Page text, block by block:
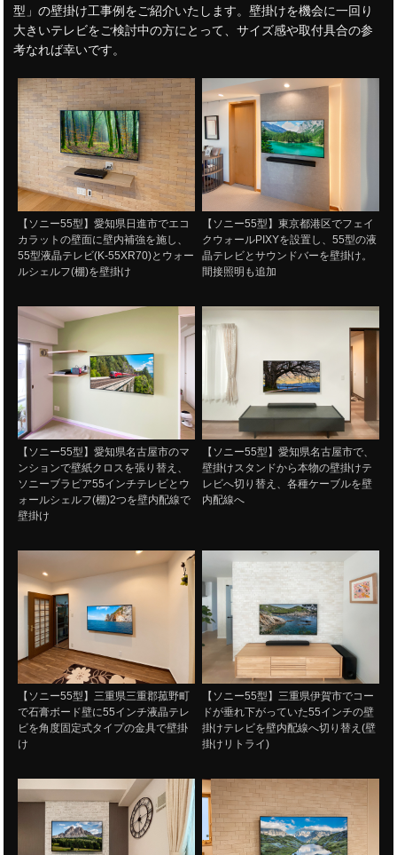
型」の壁掛け工事例をご紹介いたします。壁掛けを機会に一回り
大きいテレビをご検討中の方にとって、サイズ感や取付具合の参
考なれば幸いです。
【ソニー55型】愛知県日進市でエコ
カラットの壁面に壁内補強を施し、
55型液晶テレビ(K-55XR70)とウォー
ルシェルフ(棚)を壁掛け
【ソニー55型】東京都港区でフェイ
クウォールPIXYを設置し、55型の液
晶テレビとサウンドバーを壁掛け。
間接照明も追加
【ソニー55型】愛知県名古屋市のマ
ンションで壁紙クロスを張り替え、
ソニーブラビア55インチテレビとウ
ォールシェルフ(棚)2つを壁内配線で
壁掛け
【ソニー55型】愛知県名古屋市で、
壁掛けスタンドから本物の壁掛けテ
レビへ切り替え、各種ケーブルを壁
内配線へ
【ソニー55型】三重県三重郡菰野町
で石膏ボード壁に55インチ液晶テレ
ビを角度固定式タイプの金具で壁掛
け
【ソニー55型】三重県伊賀市でコー
ドが垂れ下がっていた55インチの壁
掛けテレビを壁内配線へ切り替え(壁
掛けリトライ)